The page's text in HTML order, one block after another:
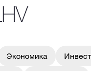
Экономика